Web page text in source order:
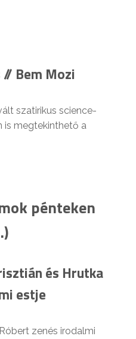
Bem Mozi
szatirikus science-
is megtekinthető a
pénteken
és Hrutka
estje
zenés irodalmi